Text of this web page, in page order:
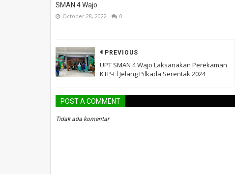
SMAN 4 Wajo
October 28, 2022 0
PREVIOUS
UPT SMAN 4 Wajo Laksanakan Perekaman
KTP-El Jelang Pilkada Serentak 2024
POST A COMMENT
Tidak ada komentar